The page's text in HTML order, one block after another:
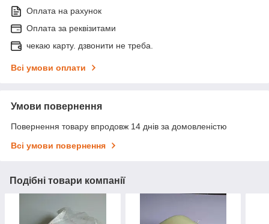
Оплата на рахунок
Оплата за реквізитами
чекаю карту. дзвонити не треба.
Всі умови оплати
Умови повернення
Повернення товару впродовж 14 днів за домовленістю
Всі умови повернення
Подібні товари компанії